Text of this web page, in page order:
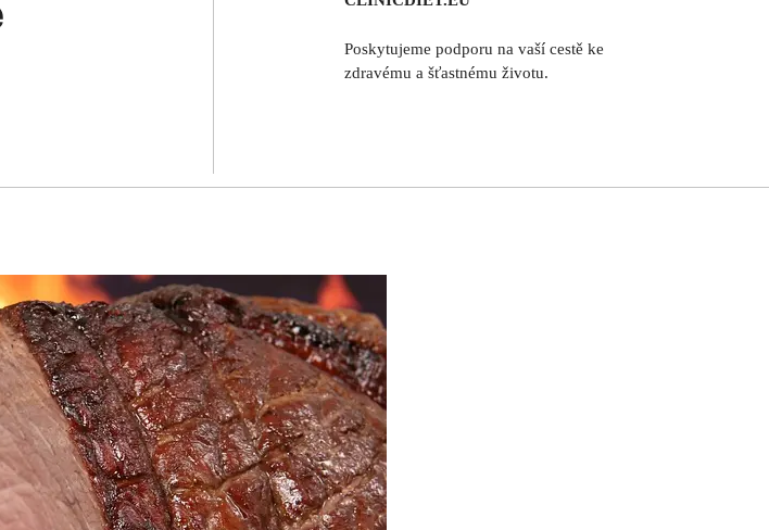
Poskytujeme podporu na vaší cestě ke
zdravému a šťastnému životu.